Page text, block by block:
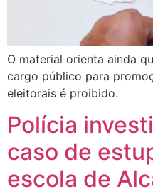
O material orienta ainda
cargo público para
eleitorais é proibido.
Polícia
caso de
escola de